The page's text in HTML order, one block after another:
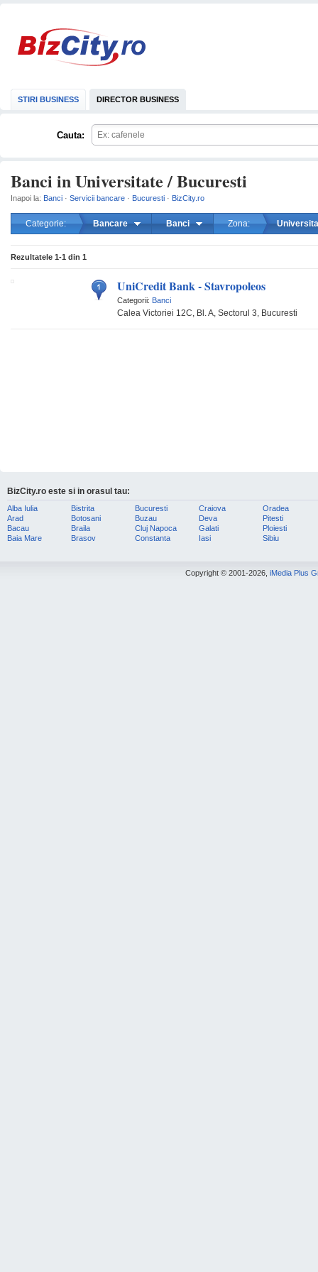
STIRI BUSINESS DIRECTOR BUSINESS
Cauta:
Banci in Universitate / Bucuresti
Inapoi la: Banci · Servicii bancare · Bucuresti · BizCity.ro
Categorie: Bancare Banci Zona:
Rezultatele 1-1 din 1
UniCredit Bank - Stavropoleos
Categorii: Banci
Calea Victoriei 12C, Bl. A, Sectorul 3, Bucuresti
BizCity.ro este si in orasul tau:
Alba Iulia
Arad
Bacau
Baia Mare
Bistrita
Botosani
Braila
Brasov
Bucuresti
Buzau
Cluj Napoca
Constanta
Craiova
Deva
Galati
Iasi
Oradea
Pitesti
Ploiesti
Sibiu
Copyright © 2001-2026, iMedia Plus